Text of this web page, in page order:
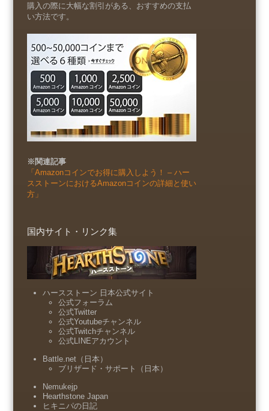
購入の際に大幅な割引がある、おすすめの支払
い方法です。
※関連記事
「Amazonコインでお得に購入しよう！ – ハー
スストーンにおけるAmazonコインの詳細と使い
方」
国内サイト・リンク集
ハースストーン 日本公式サイト
公式フォーラム
公式Twitter
公式Youtubeチャンネル
公式Twitchチャンネル
公式LINEアカウント
Battle.net（日本）
ブリザード・サポート（日本）
Nemukejp
Hearthstone Japan
ヒキニパの日記